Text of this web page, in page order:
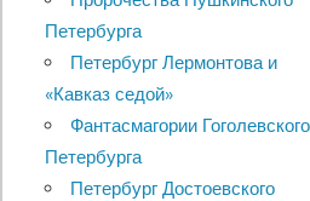
Петербурга
Петербург Лермонтова и
«Кавказ седой»
Фантасмагории Гоголевского
Петербурга
Петербург Достоевского